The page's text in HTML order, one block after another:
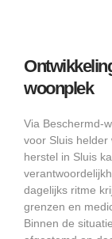
woonplek
Via Beschermd-
voor Sluis
herstel in Sluis
dagelijks ritme
grenzen en
Binnen de